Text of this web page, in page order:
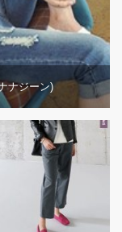
ナジーン)